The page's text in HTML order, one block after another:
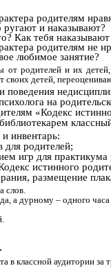
родителям
ругают и наказывают?
Как тебя наказывают
родителям не
любимое занятие?
родителей и их
своих детей,
поведения
на
«Кодекс
инвентарь:
для родителей;
игр для практикума
истинного
размещение
слов.
а дурному – одного
в классной аудитории за